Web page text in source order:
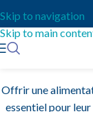
Skip to navigation
Skip to main
Offrir une
essentiel pour